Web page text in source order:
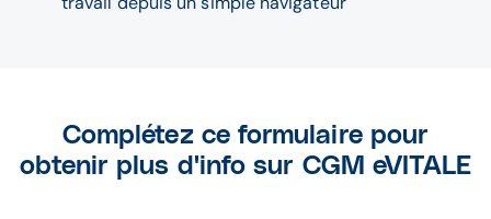
Complétez ce formulaire pour
obtenir plus d'info sur CGM eVITALE